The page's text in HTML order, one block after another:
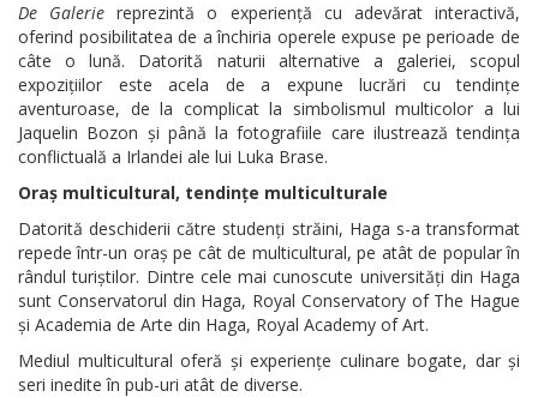
De Galerie reprezintă o experiență cu adevărat interactivă,
oferind posibilitatea de a închiria operele expuse pe perioade de
câte o lună. Datorită naturii alternative a galeriei, scopul
expozițiilor este acela de a expune lucrări cu tendințe
aventuroase, de la complicat la simbolismul multicolor a lui
Jaquelin Bozon și până la fotografiile care ilustrează tendința
conflictuală a Irlandei ale lui Luka Brase.
Oraș multicultural, tendințe multiculturale
Datorită deschiderii către studenți străini, Haga s-a transformat
repede într-un oraș pe cât de multicultural, pe atât de popular în
rândul turiștilor. Dintre cele mai cunoscute universități din Haga
sunt Conservatorul din Haga, Royal Conservatory of The Hague
și Academia de Arte din Haga, Royal Academy of Art.
Mediul multicultural oferă și experiențe culinare bogate, dar și
seri inedite în pub-uri atât de diverse.